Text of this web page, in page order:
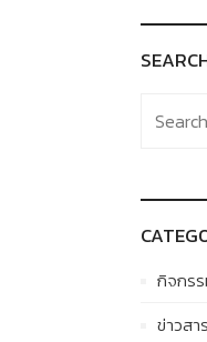
for:
กิจกร
ข่าวสาร